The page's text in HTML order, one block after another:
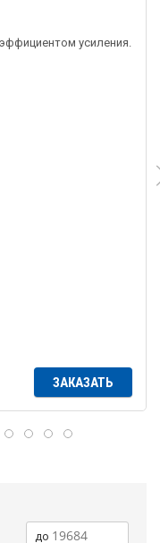
усиления.
ЗАКАЗАТЬ